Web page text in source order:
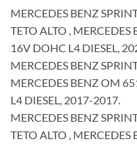
MERCEDES BENZ
TETO ALTO ,
16V DOHC L4 DIESEL,
MERCEDES BENZ
MERCEDES BENZ OM
L4 DIESEL, 2017-2017.
MERCEDES BENZ
TETO ALTO ,